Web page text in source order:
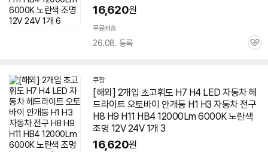
16,620원
무료배송
26.08. 등록
관
쿠팡
[해외] 2개입 초고휘도 H7 H4 LED 자동차 헤
드라이트 오토바이 안개등 H1 H3 자동차 전구
H8 H9 H11 HB4 12000Lm 6000K 노란색
조명 12V 24V 1개 3
16,620원